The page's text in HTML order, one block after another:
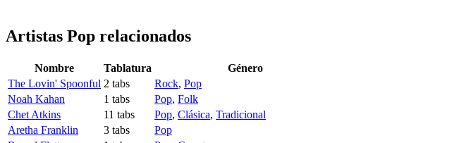
Artistas Pop relacionados
Nombre Tablatura
Género
The Lovin' Spoonful 2 tabs Rock, Pop
Noah Kahan
1 tabs Pop, Folk
Chet Atkins
11 tabs Pop, Clásica, Tradicional
Aretha Franklin
3 tabs
Pop